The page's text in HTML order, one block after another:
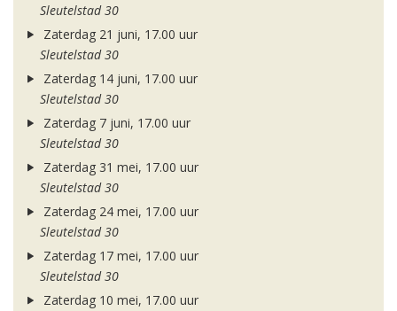
Sleutelstad 30
Zaterdag 21 juni, 17.00 uur
Sleutelstad 30
Zaterdag 14 juni, 17.00 uur
Sleutelstad 30
Zaterdag 7 juni, 17.00 uur
Sleutelstad 30
Zaterdag 31 mei, 17.00 uur
Sleutelstad 30
Zaterdag 24 mei, 17.00 uur
Sleutelstad 30
Zaterdag 17 mei, 17.00 uur
Sleutelstad 30
Zaterdag 10 mei, 17.00 uur